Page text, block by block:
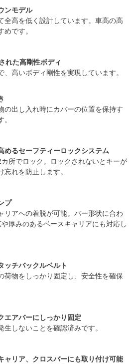
ンモデル
全高を低く設計しています。車高の高
です。
れた高剛性ボディ
高いボディ剛性を実現しています。
の出し入れ時にカバーの位置を保持す
めるセーフティーロックシステム
所でロック。ロックされないとキーが
れを防止します。
プ
リアへの着脱が可能。バー形状に合わ
厚みのあるベースキャリアにも対応し
ッチバックルベルト
荷物をしっかり固定し、安全性を確保
エアバーにしっかり固定
しないことを確認済みです。
ャリア、クロスバーにも取り付け可能